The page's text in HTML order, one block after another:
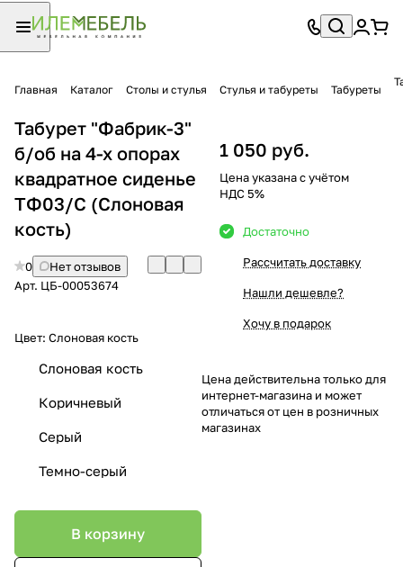
Главная Каталог Столы и стулья Стулья и табуреты Табуреты
Табурет "Фабрик-3"
б/об на 4-х опорах
квадратное сиденье
ТФ03/С (Слоновая
кость)
0
Нет отзывов
Арт. ЦБ-00053674
Цвет: Слоновая кость
Слоновая кость
Коричневый
Серый
Темно-серый
В корзину
1 050 руб.
Цена указана с учётом
НДС 5%
Достаточно
Рассчитать доставку
Нашли дешевле?
Хочу в подарок
Цена действительна только для
интернет-магазина и может
отличаться от цен в розничных
магазинах